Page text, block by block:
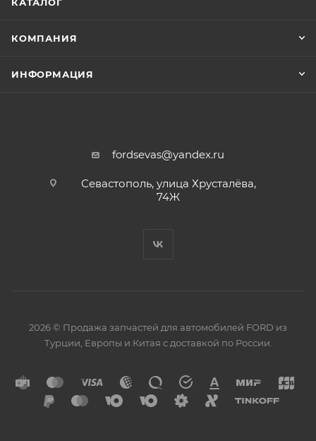
КОМПАНИЯ
ИНФОРМАЦИЯ
fordsevas@yandex.ru
Севастополь, улица Хрусталёва,
74Ж
2026 © Продажа запчастей для автомобилей FORD из
Турции, Европы и Китая с доставкой по России.